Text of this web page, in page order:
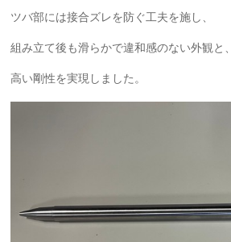
ツバ部には接合ズレを防ぐ工夫を施し、
組み立て後も滑らかで違和感のない外観と、
高い剛性を実現しました。